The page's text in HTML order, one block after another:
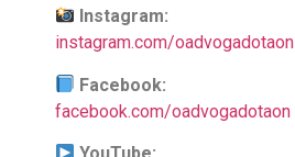
Instagram:
instagram.com/oadvogadotaon
Facebook:
facebook.com/oadvogadotaon